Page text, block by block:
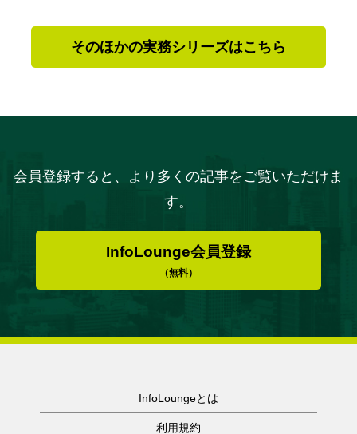
そのほかの実務シリーズはこちら
会員登録すると、より多くの記事をご覧いただけま
す。
InfoLounge会員登録
（無料）
InfoLoungeとは
利用規約